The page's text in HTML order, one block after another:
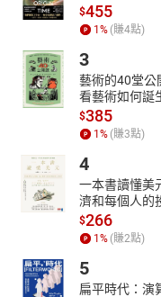
$455
1 % (賺4點)
3
藝術的40堂公
看藝術如何誕
$385
1 % (賺3點)
4
一本書讀懂美
濟和每個人的
$266
1 % (賺2點)
5
扁平時代：演